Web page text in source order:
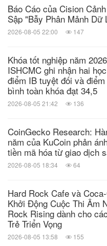
phương án tài chính
Tăng tốc đổi mới sáng
lịch vùng Mê Kông
nông nghiệp vùng Mê
thử thách SMART City
sáng tạo cùng công
nhà tổ chức chính của
nữ Khởi nghiệp và Kinh
công ty khởi nghiệp
phụ nữ ở Tiểu vùng
nhận được nhiều hỗ
châu Á (ADB) và Chính
Báo Cáo của Cision
Sập "Bẫy Phân Mảnh Dữ
2026-08-05 22:00 147
Khóa tốt nghiệp năm
ISHCMC ghi nhận hai
điểm IB tuyệt đối và
bình toàn khóa đạt 34,5
2026-08-05 21:42 136
CoinGecko Research:
năm của KuCoin phản
tiền mã hóa từ giao dịch
2026-08-05 18:34 64
Hard Rock Cafe và
Khởi Động Cuộc Thi Âm
Rock Rising dành cho
Trẻ Triển Vọng
2026-08-05 13:58 155